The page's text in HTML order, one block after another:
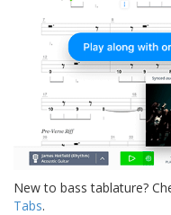
New to bass tablature?
Tabs.